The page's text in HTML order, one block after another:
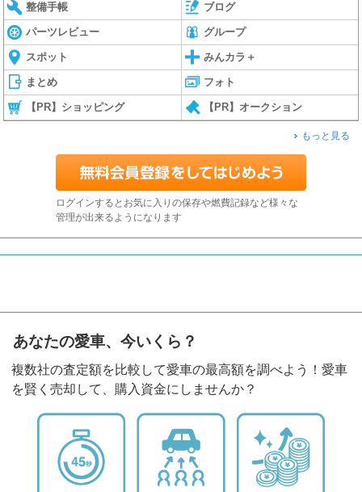
整備手帳 ブログ
パーツレビュー グループ
スポット みんカラ＋
まとめ フォト
【PR】ショッピング 【PR】オークション
もっと見る
ログインするとお気に入りの保存や燃費記録など様々な
管理が出来るようになります
あなたの愛車、今いくら？
複数社の査定額を比較して愛車の最高額を調べよう！愛車
を賢く売却して、購入資金にしませんか？